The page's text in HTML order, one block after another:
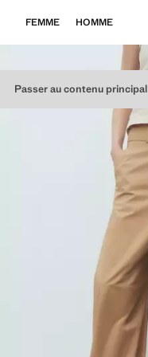
Passer au contenu principal
FEMME HOMME